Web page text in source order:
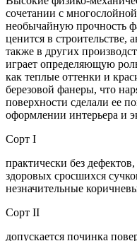
сочетании с
необычайную прочность
ценится в строительстве,
также в других
играет определяющую
как теплые оттенки и
березовой фанеры, что
поверхности сделали ее
оформлении интерьера и
Сорт I
практически без
здоровых сросшихся
незначительные
Сорт II
допускается починка